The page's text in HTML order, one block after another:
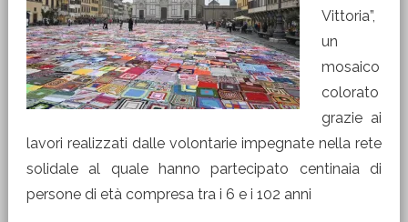
Vittoria”,
un
mosaico
colorato
grazie ai
lavori realizzati dalle volontarie impegnate nella rete
solidale al quale hanno partecipato centinaia di
persone di età compresa tra i 6 e i 102 anni